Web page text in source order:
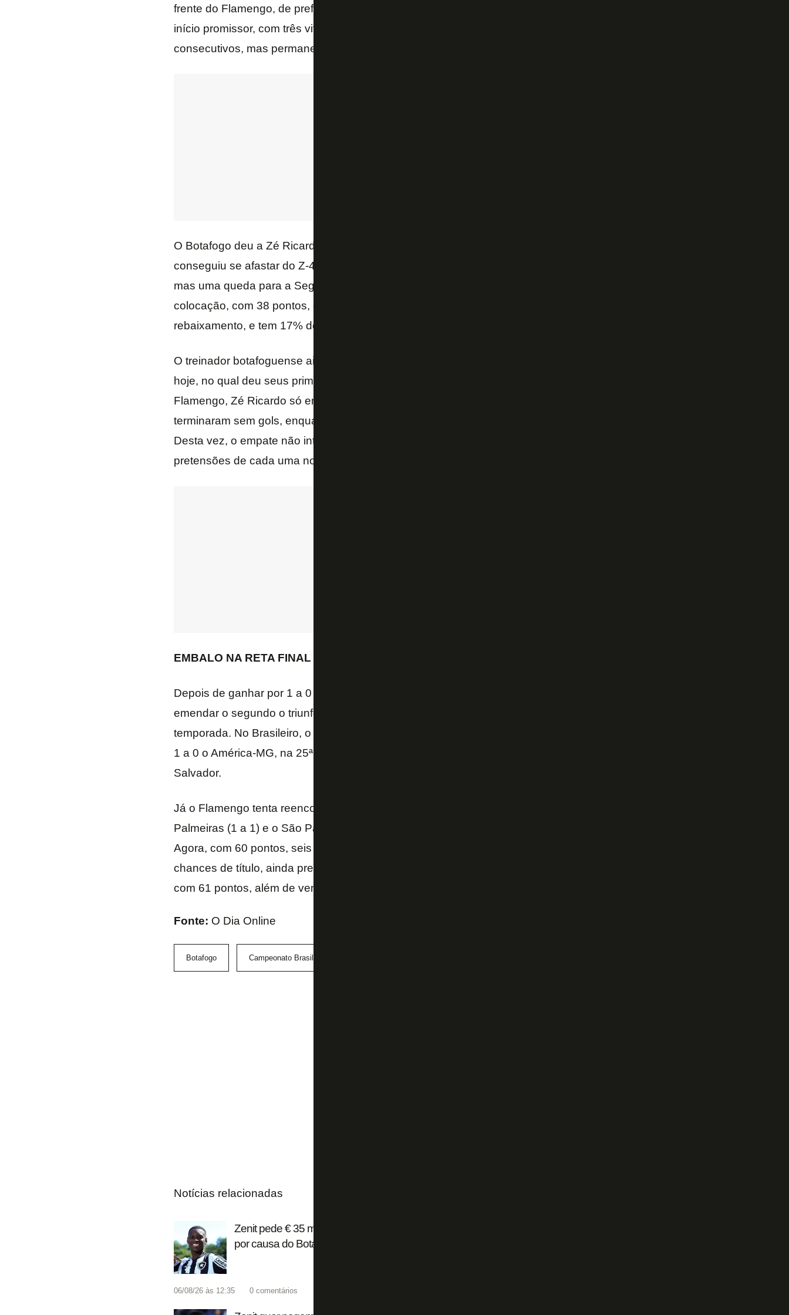
frente do Flamengo, de preferência com a conquista do título brasileiro. Depois de um
início promissor, com três vitórias em quatro jogos, o time emendou dois empates
consecutivos, mas permanece invicto sob seu comando.
O Botafogo deu a Zé Ricardo a missão de escapar da degola, mas ainda não
conseguiu se afastar do Z-4. Seu vínculo com o clube vai até abril do ano que vem,
mas uma queda para a Segunda Divisão pode ocasionar sua saída precoce. Na 14ª
colocação, com 38 pontos, o time está a quatro do Vitória, primeiro na zona de
rebaixamento, e tem 17% de risco de queda, segundo o matemático Tristão Garcia.
O treinador botafoguense ainda precisa quebrar uma escrita contra o adversário de
hoje, no qual deu seus primeiros passos como técnico, em 2016. Desde que deixou o
Flamengo, Zé Ricardo só empatou quando reencontrou o clube. Dois confrontos
terminaram sem gols, enquanto o outro ficou no 1 a 1, todos no comando do Vasco.
Desta vez, o empate não interessa a nenhuma das equipes e pode ser crucial para as
pretensões de cada uma no Brasileiro.
EMBALO NA RETA FINAL
Depois de ganhar por 1 a 0 do Corinthians na rodada passada, o Botafogo busca
emendar o segundo o triunfo consecutivo diante de seu maior rival, algo raro nesta
temporada. No Brasileiro, o Glorioso só foi capaz de fazê-lo uma vez, quando bateu por
1 a 0 o América-MG, na 25ª rodada, e por 4 a 3 o Vitória, na jogo seguinte, em
Salvador.
Já o Flamengo tenta reencontrar o caminho da vitória depois de empates com o líder
Palmeiras (1 a 1) e o São Paulo (2 a 2), que o fizeram cair para a terceira colocação.
Agora, com 60 pontos, seis a menos do que o líder Palmeiras e com apenas 5% de
chances de título, ainda precisa secar o Verdão e o Internacional, segundo colocado,
com 61 pontos, além de vencer os seus jogos para não passar 2018 em branco.
Fonte: O Dia Online
Botafogo Campeonato Brasileiro
Notícias relacionadas
Zenit pede € 35 milhões fixos ao Flamengo por Luiz Henrique e pode 'retaliar' clube
por causa do Botafogo
06/08/26 às 12:35 0 comentários